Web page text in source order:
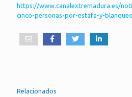
https://www.canalextremadura.es/
cinco-personas-por-estafa-y-
Relacionados